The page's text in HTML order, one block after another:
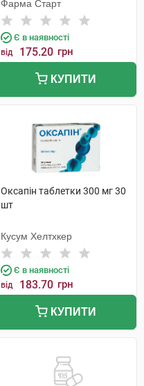
Фарма Старт
Є в наявності
від 175.20 грн
КУПИТИ
Оксапін таблетки 300 мг 30
шт
Кусум Хелтхкер
Є в наявності
від 183.70 грн
КУПИТИ